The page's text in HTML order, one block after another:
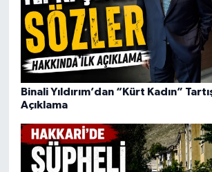
Binali Yıldırım’dan “Kürt Kadın”
Açıklama